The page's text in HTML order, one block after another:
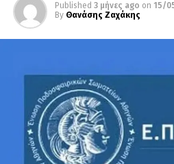
Published 3 μήνες ago on 15/
By Θανάσης Ζαχάκης